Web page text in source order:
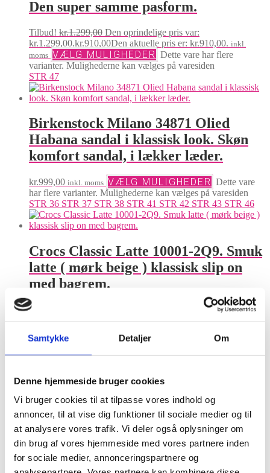
Samtykke Detaljer Om
Denne hjemmeside bruger cookies
Vi bruger cookies til at tilpasse vores indhold og
annoncer, til at vise dig funktioner til sociale medier og til
at analysere vores trafik. Vi deler også oplysninger om
din brug af vores hjemmeside med vores partnere inden
for sociale medier, annonceringspartnere og
Den super samme pasform.
Tilbud! kr.1.299,00 Den oprindelige pris var:
kr.1.299,00.kr.910,00Den aktuelle pris er: kr.910,00. inkl.
moms VÆLG MULIGHEDER Dette vare har flere
varianter. Mulighederne kan vælges på varesiden
STR 47
Birkenstock Milano 34871 Olied
Habana sandal i klassisk look. Skøn
komfort sandal, i lækker læder.
kr.999,00 inkl. moms VÆLG MULIGHEDER Dette vare
har flere varianter. Mulighederne kan vælges på varesiden
STR 36 STR 37 STR 38 STR 41 STR 42 STR 43 STR 46
Crocs Classic Latte 10001-2Q9. Smuk
latte ( mørk beige ) klassisk slip on
med bagrem.
kr. VÆLG MULIGHEDER Dette vare
har flere varianter. Mulighederne kan vælges på varesiden
Crocs Crocband Black 11016-001
Black. Sort klassisk crocs, med lukket
kant og bagrem.
kr. 449,00 inkl. moms VÆLG MULIGHEDER
Dette vare
har flere varianter. Mulighederne kan vælges på varesiden
39-4042-4345-4646-4748-49